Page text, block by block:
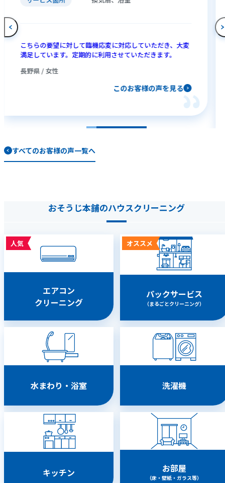
こちらの要望に対して臨機応変に対応していただき、大変
満足しています。定期的に利用させていただきます。
長野県 / 女性
このお客様の声を見る
すべてのお客様の声一覧へ
おそうじ本舗のハウスクリーニング
人気
エアコン
クリーニング
オススメ
パックサービス
（まるごとクリーニング）
水まわり・浴室 洗濯機
キッチン お部屋
（床・壁紙・ガラス等）